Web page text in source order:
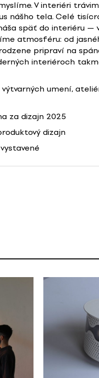
V interiéri
nášho tela. Celé
späť do interiéru
atmosféru: od
pripraví na
interiéroch
výtvarných umení,
za dizajn 2025
dizajn